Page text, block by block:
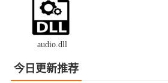
audio.dll
今日更新推荐